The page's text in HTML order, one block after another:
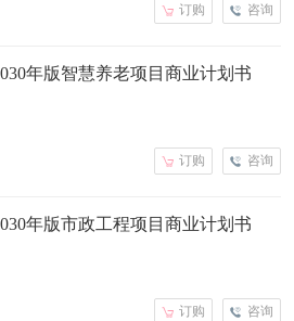
咨询
订购
年版智慧养老项目商业计划书
咨询
订购
年版市政工程项目商业计划书
咨询
订购